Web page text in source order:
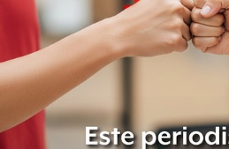
irán a Instituto de Migración
No los pasó porque
aunque Norma asegura que no
llamaron para ir comisionado a
ahí, le dijeron que ya era parte
que tendría un nuevo contrato.